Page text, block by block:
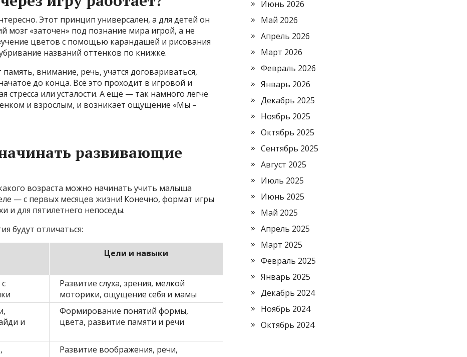
Этот принцип универсален, а для детей он
мозг «заточен» под познание мира игрой, а не
цветов с помощью карандашей и рисования
названий оттенков по книжке.
внимание, речь, учатся договариваться,
до конца. Всё это проходит в игровой и
или усталости. А ещё — так намного легче
и взрослым, и возникает ощущение «Мы –
развивающие
возраста можно начинать учить малыша
— с первых месяцев жизни! Конечно, формат игры
и для пятилетнего непоседы.
будут отличаться:
Цели и навыки
Развитие слуха, зрения, мелкой
моторики, ощущение себя и мамы
и
Формирование понятий формы,
цвета, развитие памяти и речи
Развитие воображения, речи,
Июнь 2026
Май 2026
Апрель 2026
Март 2026
Февраль 2026
Январь 2026
Декабрь 2025
Ноябрь 2025
Октябрь 2025
Сентябрь 2025
Август 2025
Июль 2025
Июнь 2025
Май 2025
Апрель 2025
Март 2025
Февраль 2025
Январь 2025
Декабрь 2024
Ноябрь 2024
Октябрь 2024